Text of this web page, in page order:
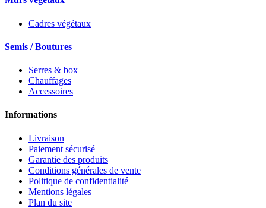
Cadres végétaux
Semis / Boutures
Serres & box
Chauffages
Accessoires
Informations
Livraison
Paiement sécurisé
Garantie des produits
Conditions générales de vente
Politique de confidentialité
Mentions légales
Plan du site